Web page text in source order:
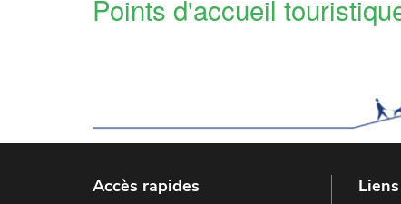
Points d'accueil
Accès rapides